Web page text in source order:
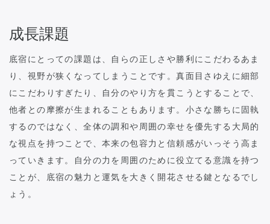
成長課題
底宿にとっての課題は、自らの正しさや勝利にこだわるあま
り、視野が狭くなってしまうことです。真面目さゆえに細部
にこだわりすぎたり、自分のやり方を貫こうとすることで、
他者との摩擦が生まれることもあります。小さな勝ちに固執
するのではなく、全体の調和や周囲の幸せを優先する大局的
な視点を持つことで、本来の包容力と信頼感がいっそう高ま
っていきます。自分の力を周囲のために役立てる意識を持つ
ことが、底宿の魅力と運気を大きく開花させる鍵となるでし
ょう。